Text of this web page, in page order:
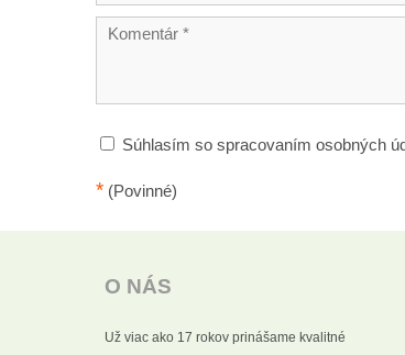
Súhlasím so spracovaním osobných
* (Povinné)
O NÁS
Už viac ako 17 rokov prinášame kvalitné